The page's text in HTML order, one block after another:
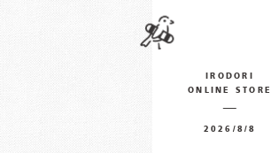
IRODORI
ONLINE STORE
2026/8/8